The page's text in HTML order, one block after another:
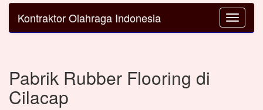
Toggle
Kontraktor Olahraga Indonesia
Pabrik Rubber Flooring di
Cilacap